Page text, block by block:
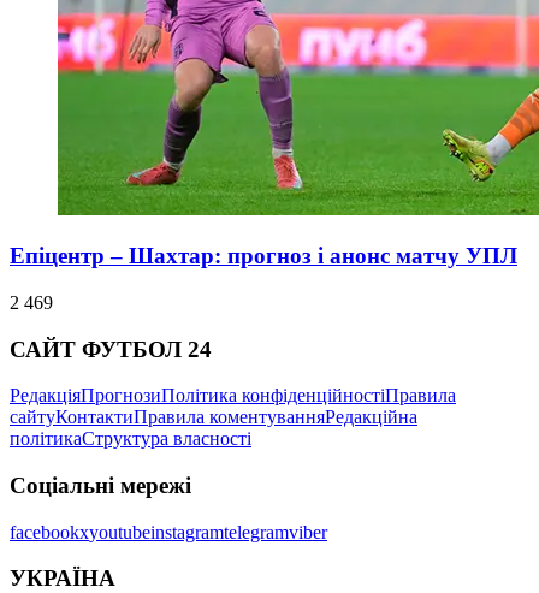
Епіцентр – Шахтар: прогноз і анонс матчу УПЛ
2 469
САЙТ ФУТБОЛ 24
РедакціяПрогнозиПолітика конфіденційностіПравила
сайтуКонтактиПравила коментуванняРедакційна
політикаСтруктура власності
Соціальні мережі
facebookxyoutubeinstagramtelegramviber
УКРАЇНА